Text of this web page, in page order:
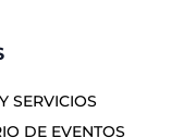
SERVICIOS
DE EVENTOS